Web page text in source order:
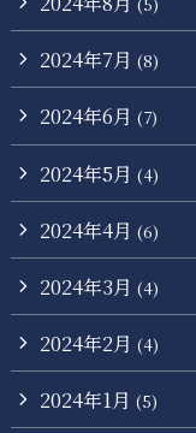
2024年7月 (8)
2024年6月 (7)
2024年5月 (4)
2024年4月 (6)
2024年3月 (4)
2024年2月 (4)
2024年1月 (5)